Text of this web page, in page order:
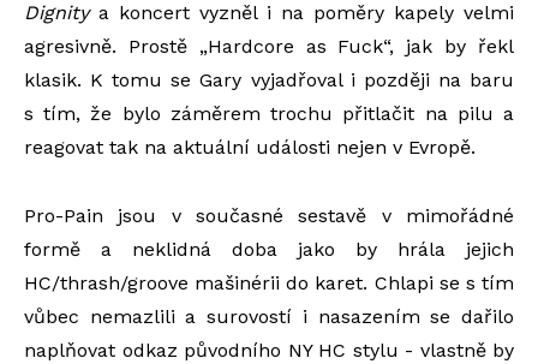
Dignitya koncert vyzněl i na poměry kapely velmi
agresivně. Prostě „Hardcore as Fuck“, jak by řekl
klasik. K tomu se Gary vyjadřoval i později na baru
s tím, že bylo záměrem trochu přitlačit na pilu a
reagovat tak na aktuální události nejen v Evropě.
Pro-Pain jsou v současné sestavě v mimořádné
formě a neklidná doba jako by hrála jejich
HC/thrash/groove mašinérii do karet. Chlapi se s tím
vůbec nemazlili a surovostí i nasazením se dařilo
naplňovat odkaz původního NY HC stylu - vlastně by